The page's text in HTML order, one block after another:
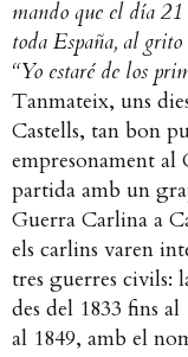
mando que el día
toda España, al
“Yo estaré de los
Tanmateix, uns
Castells, tan bon
empresonament
partida amb un
Guerra Carlina a
els carlins varen
tres guerres civils:
des del 1833 fins
al 1849, amb el